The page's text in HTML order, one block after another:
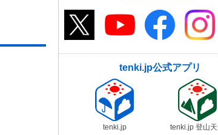
tenki.jp公式アプリ
tenki.jp tenki.jp 登山